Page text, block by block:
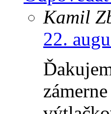
Kamil
22.